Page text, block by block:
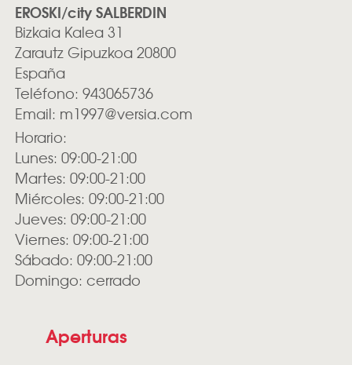
EROSKI/city SALBERDIN
Bizkaia Kalea 31
ZarautzGipuzkoa 20800
España
Teléfono: 943065736
Email: m1997@versia.com
Horario:
Lunes: 09:00-21:00
Martes: 09:00-21:00
Miércoles: 09:00-21:00
Jueves: 09:00-21:00
Viernes: 09:00-21:00
Sábado: 09:00-21:00
Domingo: cerrado
Aperturas